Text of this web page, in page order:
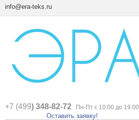
info@era-teks.ru
+7 (499) 348-82-72 Пн-Пт с 10:00 до 19:00
Оставить заявку!